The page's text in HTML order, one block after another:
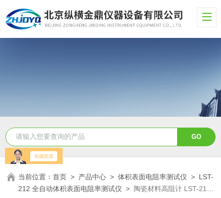
当前位置：首页 > 产品中心 >体积表面电阻率测试仪 > LST-
212 全自动体积表面电阻率测试仪 >陶瓷材料高阻计 LST-212